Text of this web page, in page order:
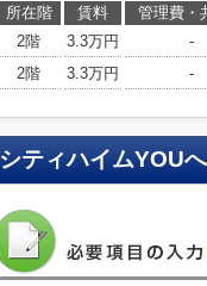
所在階 賃料 管理費・
2階
3.3万円 -
2階
3.3万円 -
シティハイムYOU